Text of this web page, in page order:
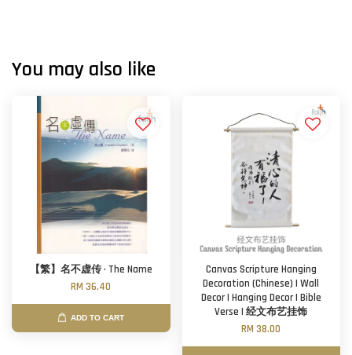
You may also like
【繁】名不虚传 · The Name
RM 36.40
ADD TO CART
Canvas Scripture Hanging
Decoration (Chinese) | Wall
Decor | Hanging Decor | Bible
Verse | 经文布艺挂饰
RM 38.00